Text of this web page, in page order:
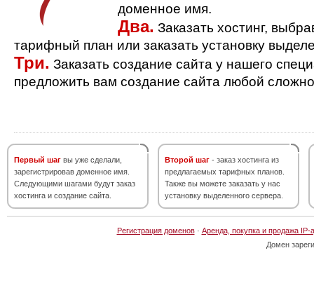
доменное имя.
Два. Заказать хостинг,
тарифный план или заказать установку
Три. Заказать создание сайта у нашего
предложить вам создание сайта любой
Первый шаг вы уже сделали,
зарегистрировав доменное имя.
Следующими шагами будут заказ
хостинга и создание сайта.
Второй шаг - заказ хостинга из
предлагаемых тарифных планов.
Также вы можете заказать у нас
установку выделенного сервера.
Регистрация доменов· Аренда, покупка и продажа IP-
Домен